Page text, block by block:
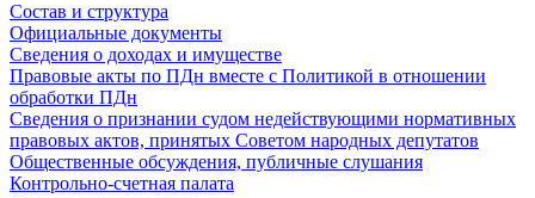
Состав и структура
Официальные документы
Сведения о доходах и имуществе
Правовые акты по ПДн вместе с Политикой в отношении
обработки ПДн
Сведения о признании судом недействующими нормативных
правовых актов, принятых Советом народных депутатов
Общественные обсуждения, публичные слушания
Контрольно-счетная палата